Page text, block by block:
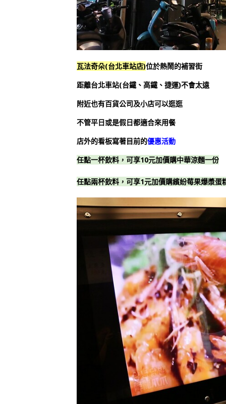
瓦法奇朵(台北車站店)位於熱鬧的補習街
距離台北車站(台鐵、高鐵、捷運)不會太遠
附近也有百貨公司及小店可以逛逛
不管平日或是假日都適合來用餐
店外的看板寫著目前的優惠活動
任點一杯飲料，可享10元加價購中華涼麵一份
任點兩杯飲料，可享1元加價購繽紛莓果爆漿蛋